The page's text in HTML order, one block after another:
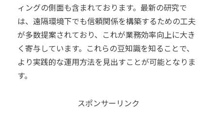
ィングの側面も含まれております。最新の研究で
は、遠隔環境下でも信頼関係を構築するための工夫
が多数提案されており、これが業務効率向上に大き
く寄与しています。これらの豆知識を知ることで、
より実践的な運用方法を見出すことが可能となりま
す。
スポンサーリンク